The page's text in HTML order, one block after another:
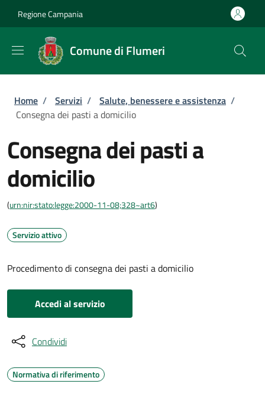
Regione Campania
Comune di Flumeri
Briciole di pane
Home / Servizi / Salute, benessere e assistenza /
Consegna dei pasti a domicilio
Consegna dei pasti a
domicilio
(urn:nir:stato:legge:2000-11-08;328~art6)
Servizio attivo
Procedimento di consegna dei pasti a domicilio
Accedi al servizio
Condividi
Normativa di riferimento